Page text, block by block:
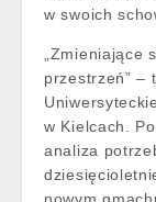
w swoich
„Zmieniające
przestrzeń” –
w Kielcach.
analiza